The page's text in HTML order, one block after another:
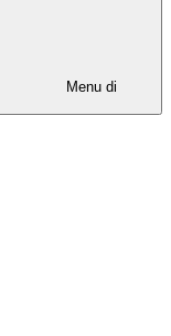
Menu di